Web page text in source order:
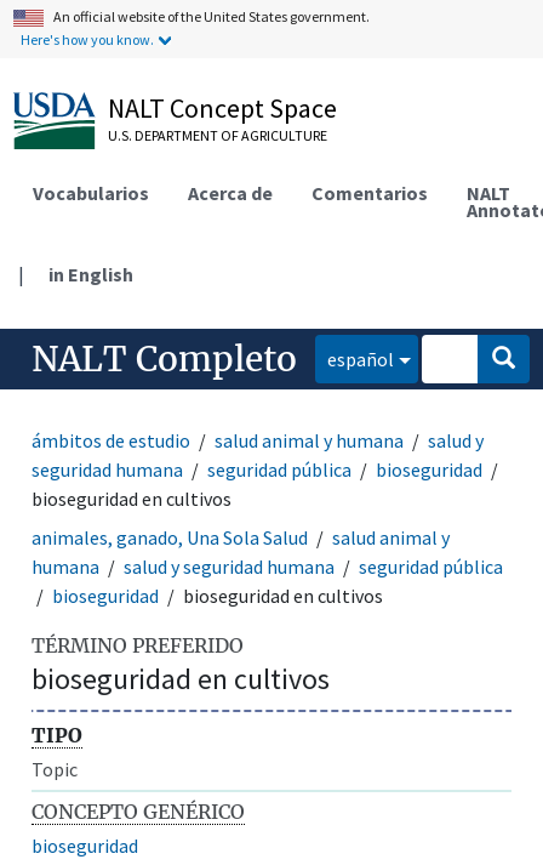
An official website of the United States government.
Here's how you know.
NALT Concept Space
U.S. DEPARTMENT OF AGRICULTURE
Vocabularios Acerca de Comentarios NALT
| in English
NALT Completo español
ámbitos de estudio salud animal y humana
salud y
seguridad humana
seguridad pública
bioseguridad
bioseguridad en cultivos
animales, ganado, Una Sola Salud
salud animal y
humana
salud y seguridad humana
seguridad pública
bioseguridad
bioseguridad en cultivos
TÉRMINO PREFERIDO
bioseguridad en cultivos
TIPO
Topic
CONCEPTO GENÉRICO
bioseguridad